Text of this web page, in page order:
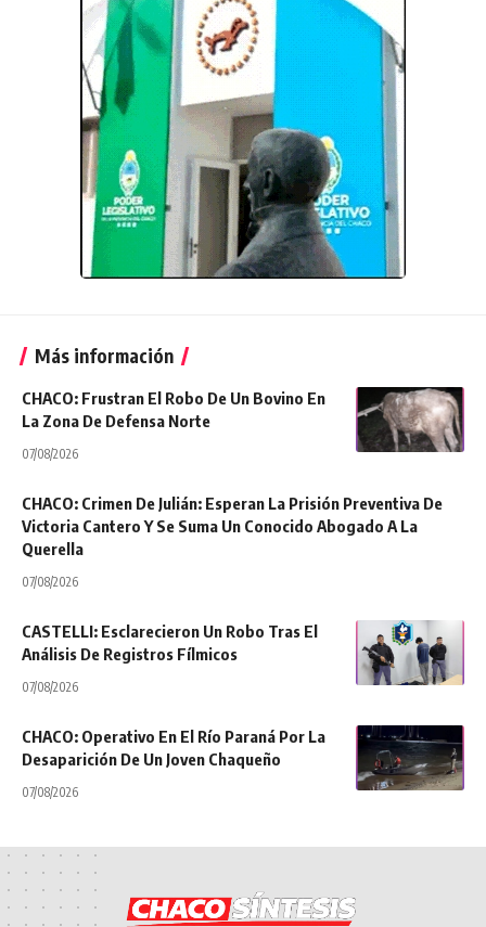
Más información
CHACO: Frustran El Robo De Un Bovino En
La Zona De Defensa Norte
07/08/2026
CHACO: Crimen De Julián: Esperan La Prisión Preventiva De
Victoria Cantero Y Se Suma Un Conocido Abogado A La
Querella
07/08/2026
CASTELLI: Esclarecieron Un Robo Tras El
Análisis De Registros Fílmicos
07/08/2026
CHACO: Operativo En El Río Paraná Por La
Desaparición De Un Joven Chaqueño
07/08/2026